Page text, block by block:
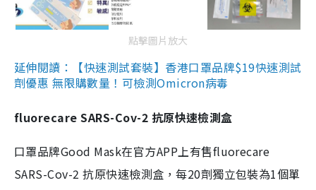
點擊圖片放大
延伸閱讀：【快速測試套裝】香港口罩品牌$19快速測試
劑優惠 無限購數量！可檢測Omicron病毒
fluorecare SARS-Cov-2 抗原快速檢測盒
口罩品牌Good Mask在官方APP上有售fluorecare
SARS-Cov-2 抗原快速檢測盒，每20劑獨立包裝為1個單